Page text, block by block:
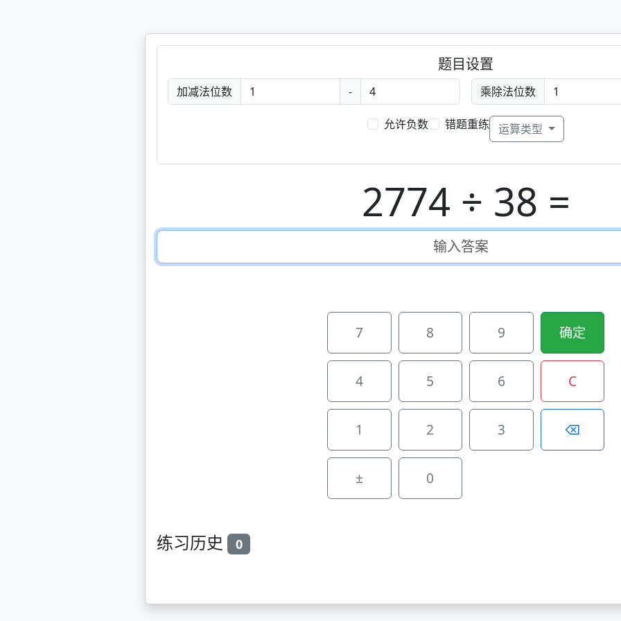
题目设置
加减法位数 - 乘除法位数
允许负数 错题重练 运算类型
2774 ÷ 38 =
7 8 9 确定
4 5 6 C
1 2 3 ⌫
± 0
练习历史 0